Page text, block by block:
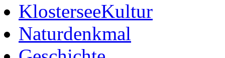
KlosterseeKultur
Naturdenkmal